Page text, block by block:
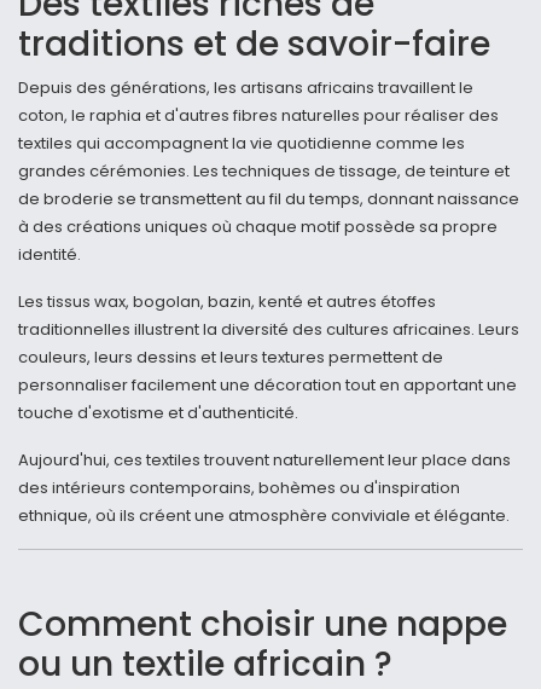
traditions et de savoir-faire
Depuis des générations, les artisans africains travaillent le
coton, le raphia et d'autres fibres naturelles pour réaliser des
textiles qui accompagnent la vie quotidienne comme les
grandes cérémonies. Les techniques de tissage, de teinture et
de broderie se transmettent au fil du temps, donnant naissance
à des créations uniques où chaque motif possède sa propre
identité.
Les tissus wax, bogolan, bazin, kenté et autres étoffes
traditionnelles illustrent la diversité des cultures africaines. Leurs
couleurs, leurs dessins et leurs textures permettent de
personnaliser facilement une décoration tout en apportant une
touche d'exotisme et d'authenticité.
Aujourd'hui, ces textiles trouvent naturellement leur place dans
des intérieurs contemporains, bohèmes ou d'inspiration
ethnique, où ils créent une atmosphère conviviale et élégante.
Comment choisir une nappe
ou un textile africain ?